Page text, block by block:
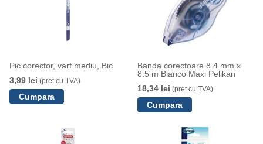
Pic corector, varf mediu, Bic
3,99 lei (pret cu TVA)
Banda corectoare 8.4 mm x
8.5 m Blanco Maxi Pelikan
18,34 lei (pret cu TVA)